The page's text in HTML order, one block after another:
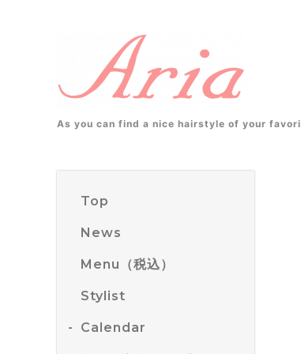
As you can find a nice hairstyle of your
Top
News
Menu（税込）
Stylist
Calendar